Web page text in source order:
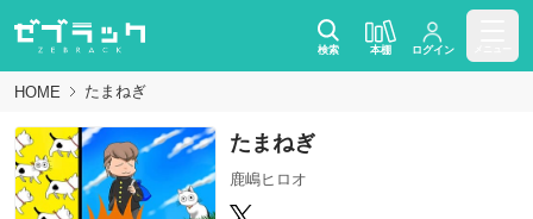
検索 本棚 ログイン
HOME たまねぎ
たまねぎ
鹿嶋ヒロオ